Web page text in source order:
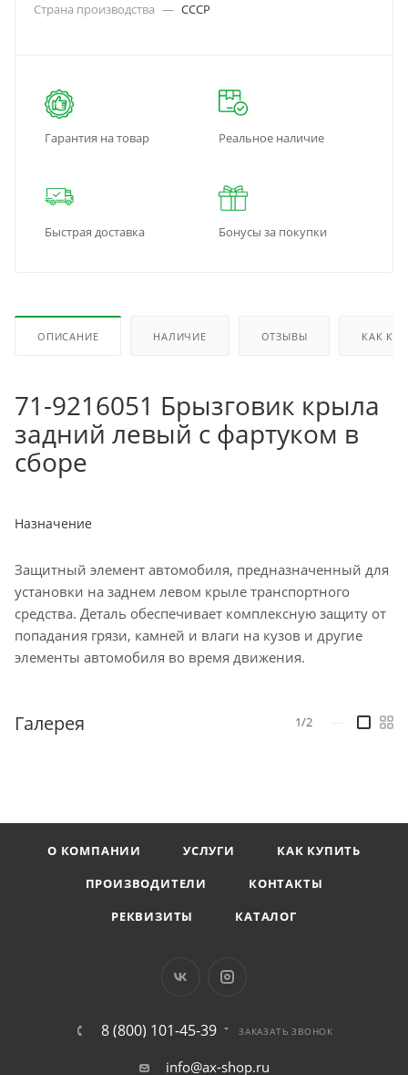
Страна производства — СССР
Гарантия на товар Реальное наличие
Быстрая доставка Бонусы за покупки
ОПИСАНИЕ НАЛИЧИЕ ОТЗЫВЫ КАК
71-9216051 Брызговик крыла
задний левый с фартуком в
сборе
Назначение
Защитный элемент автомобиля, предназначенный для
установки на заднем левом крыле транспортного
средства. Деталь обеспечивает комплексную защиту от
попадания грязи, камней и влаги на кузов и другие
элементы автомобиля во время движения.
Галерея 1/2
О КОМПАНИИ УСЛУГИ
КАК КУПИТЬ
ПРОИЗВОДИТЕЛИ
КОНТАКТЫ
РЕКВИЗИТЫ
КАТАЛОГ
8 (800) 101-45-39 ЗАКАЗАТЬ ЗВОНОК
info@ax-shop.ru